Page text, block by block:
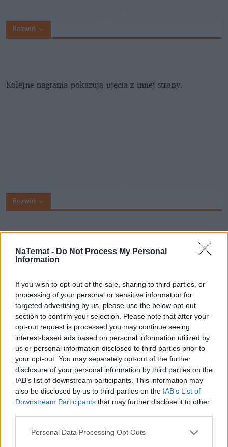
NaTemat - Do Not Process My Personal
Information
If you wish to opt-out of the sale, sharing to third parties, or
processing of your personal or sensitive information for
targeted advertising by us, please use the below opt-out
section to confirm your selection. Please note that after your
opt-out request is processed you may continue seeing
interest-based ads based on personal information utilized by
us or personal information disclosed to third parties prior to
your opt-out. You may separately opt-out of the further
disclosure of your personal information by third parties on the
IAB’s list of downstream participants. This information may
also be disclosed by us to third parties on the IAB’s List of
Downstream Participants that may further disclose it to other
Personal Data Processing Opt Outs
Rozwiń
Kolejne nagrania pokazują ujęcia z innej strony.
Rozwiń
Mimo żeAshli Babbittmiała założony plecak, to
pocisk wystrzelony z policyjnej broni śmiertelnie
ranił kobietę.